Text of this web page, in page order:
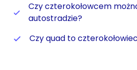
Czy czterokołowcem
autostradzie?
Czy quad to